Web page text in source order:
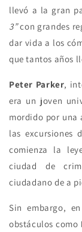
llevó a la gran
3”con grandes
dar vida a los
que tantos años
Peter Parker,
era un joven
mordido por una
las excursiones
comienza la
ciudad de
ciudadano de a
Sin embargo,
obstáculos como